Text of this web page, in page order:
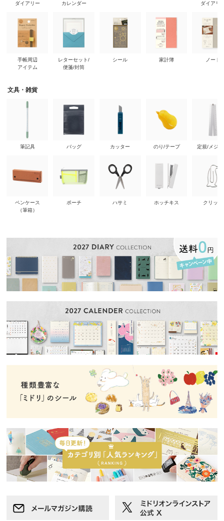
ダイアリー
手帳周辺
アイテム
カレンダー
レターセット/
便箋/封筒
シール 家計簿
ダイアリ
ノート
文具・雑貨
筆記具
ペンケース
（筆箱）
バッグ
ポーチ
カッター
ハサミ
のり/テープ
ホッチキス
定規/メジ
クリップ